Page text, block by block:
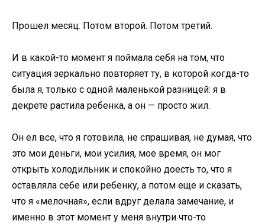
Прошел месяц. Потом второй. Потом третий.
И в какой-то момент я поймала себя на том, что
ситуация зеркально повторяет ту, в которой когда-то
была я, только с одной маленькой разницей: я в
декрете растила ребенка, а он — просто жил.
Он ел все, что я готовила, не спрашивая, не думая, что
это мои деньги, мои усилия, мое время, он мог
открыть холодильник и спокойно доесть то, что я
оставляла себе или ребенку, а потом еще и сказать,
что я «мелочная», если вдруг делала замечание, и
именно в этот момент у меня внутри что-то